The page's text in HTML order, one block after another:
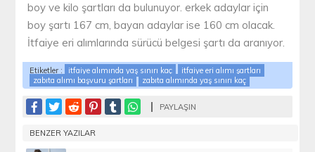
boy ve kilo şartları da bulunuyor. erkek adaylar için
boy şartı 167 cm, bayan adaylar ise 160 cm olacak.
İtfaiye eri alımlarında sürücü belgesi şartı da aranıyor.
Etiketler : itfaiye alımında yaş sınırı kaç
itfaiye eri alımı şartları
zabıta alımı başvuru şartları
zabıta alımında yaş sınırı kaç
PAYLAŞIN
BENZER YAZILAR